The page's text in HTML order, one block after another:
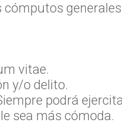
vitae.
y/o delito.
podrá
sea más cómoda.